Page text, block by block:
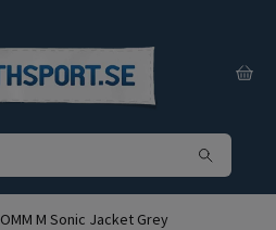
OMM M Sonic Jacket Grey